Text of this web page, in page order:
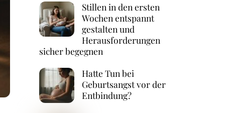
Stillen in den ersten
Wochen entspannt
gestalten und
Herausforderungen
sicher begegnen
Hatte Tun bei
Geburtsangst vor der
Entbindung?